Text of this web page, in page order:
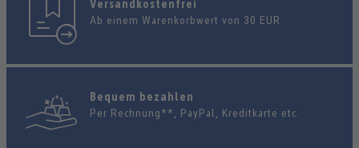
Versandkostenfrei
Ab einem Warenkorbwert von 30 EUR
Bequem bezahlen
Per Rechnung**, PayPal, Kreditkarte etc.